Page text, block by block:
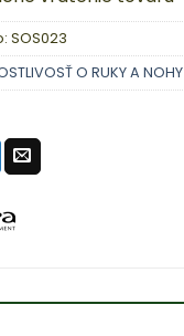
SOS023
O RUKY A NOHY